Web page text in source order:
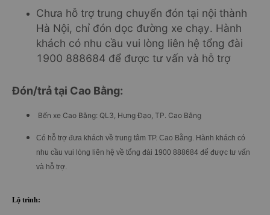
Chưa hỗ trợ trung chuyển đón tại nội thành
Hà Nội, chỉ đón dọc đường xe chạy. Hành
khách có nhu cầu vui lòng liên hệ tổng đài
1900 888684 để được tư vấn và hỗ trợ
Đón/trả tại Cao Bằng:
Bến xe Cao Bằng: QL3, Hưng Đạo, TP. Cao Bằng
Có hỗ trợ đưa khách về trung tâm TP. Cao Bằng. Hành khách có
nhu cầu vui lòng liên hệ về tổng đài 1900 888684 để được tư vấn
và hỗ trợ.
Lộ trình: